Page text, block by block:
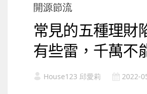
開源節流
常見的五種理財
有些雷，千萬不
House123 邱愛莉 2022-